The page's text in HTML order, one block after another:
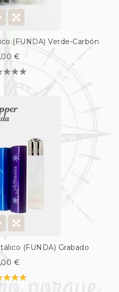
(FUNDA) Verde-Carbón
€
(FUNDA) Grabado
€